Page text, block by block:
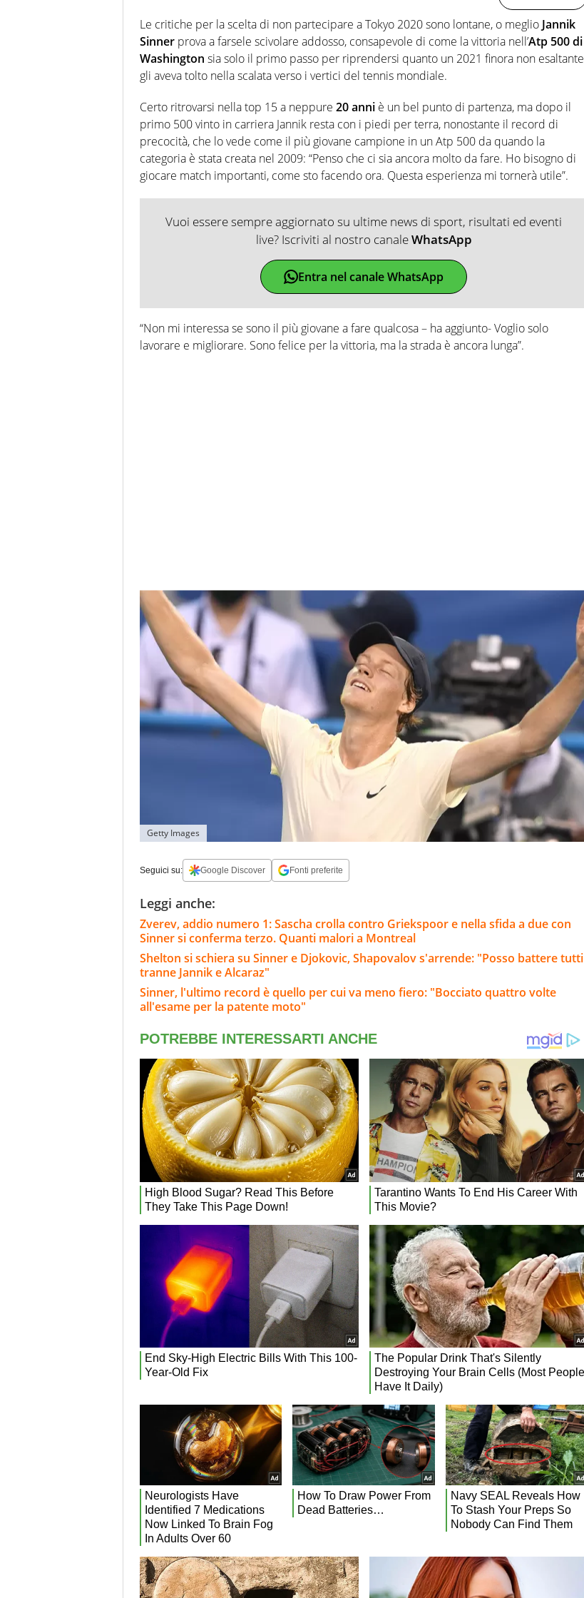
Le critiche per la scelta di non partecipare a Tokyo 2020 sono lontane, o meglio Jannik
Sinner prova a farsele scivolare addosso, consapevole di come la vittoria nell’Atp 500 di
Washington sia solo il primo passo per riprendersi quanto un 2021 finora non esaltante
gli aveva tolto nella scalata verso i vertici del tennis mondiale.
Certo ritrovarsi nella top 15 a neppure 20 anni è un bel punto di partenza, ma dopo il
primo 500 vinto in carriera Jannik resta con i piedi per terra, nonostante il record di
precocità, che lo vede come il più giovane campione in un Atp 500 da quando la
categoria è stata creata nel 2009: “Penso che ci sia ancora molto da fare. Ho bisogno di
giocare match importanti, come sto facendo ora. Questa esperienza mi tornerà utile”.
Vuoi essere sempre aggiornato su ultime news di sport, risultati ed eventi
live? Iscriviti al nostro canaleWhatsApp
Entra nel canale WhatsApp
“Non mi interessa se sono il più giovane a fare qualcosa – ha aggiunto- Voglio solo
lavorare e migliorare. Sono felice per la vittoria, ma la strada è ancora lunga”.
Getty Images
Seguici su: Google Discover Fonti preferite
Leggi anche:
Zverev, addio numero 1: Sascha crolla contro Griekspoor e nella sfida a due con
Sinner si conferma terzo. Quanti malori a Montreal
Shelton si schiera su Sinner e Djokovic, Shapovalov s'arrende: "Posso battere tutti
tranne Jannik e Alcaraz"
Sinner, l'ultimo record è quello per cui va meno fiero: "Bocciato quattro volte
all'esame per la patente moto"